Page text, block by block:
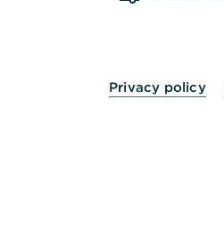
Übersicht derPrivacy policy